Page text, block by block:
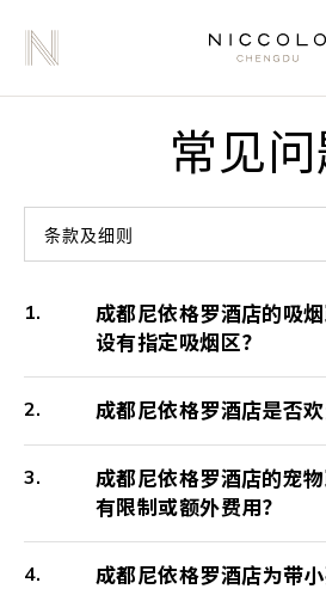
常见
条款及细则
成都尼依格罗酒店的吸
设有指定吸烟区？
成都尼依格罗酒店是否欢
成都尼依格罗酒店的宠
有限制或额外费用？
成都尼依格罗酒店为带